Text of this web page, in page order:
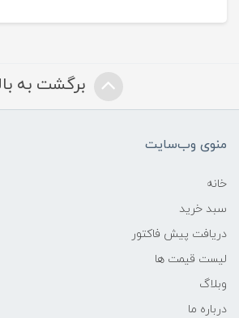
برگشت به
منوی وب‌سایت
خانه
سبد خرید
دریافت پیش فاکتور
لیست قیمت ها
وبلاگ
درباره ما